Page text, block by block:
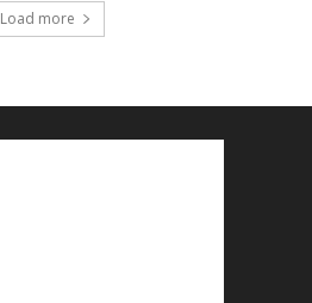
Load more